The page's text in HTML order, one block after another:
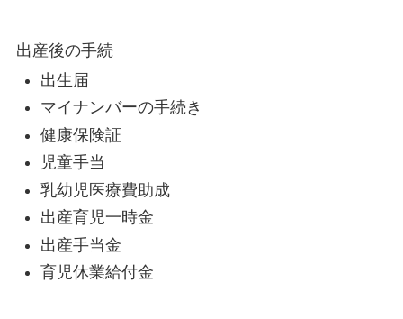
出産後の手続
出生届
マイナンバーの手続き
健康保険証
児童手当
乳幼児医療費助成
出産育児一時金
出産手当金
育児休業給付金